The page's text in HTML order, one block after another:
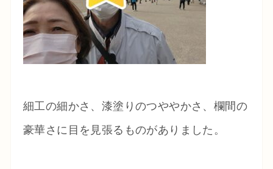
細工の細かさ、漆塗りのつややかさ、欄間の
豪華さに目を見張るものがありました。